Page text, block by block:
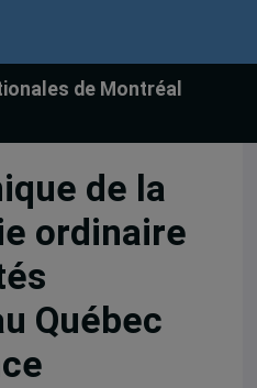
de Montréal
de la
ordinaire
Québec